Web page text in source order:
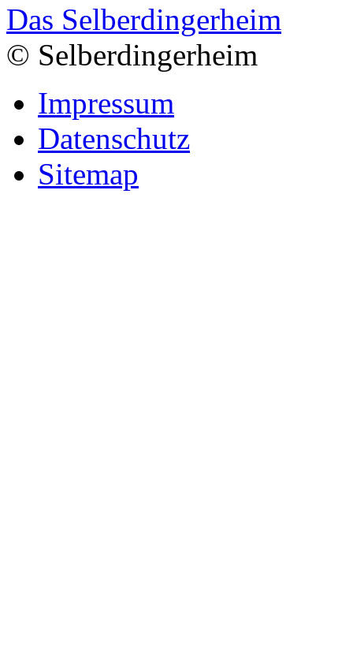
Das Selberdingerheim
© Selberdingerheim
Impressum
Datenschutz
Sitemap